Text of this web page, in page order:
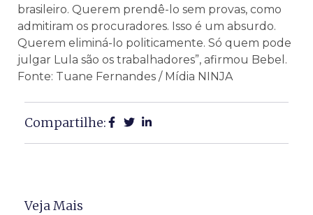
brasileiro. Querem prendê-lo sem provas, como
admitiram os procuradores. Isso é um absurdo.
Querem eliminá-lo politicamente. Só quem pode
julgar Lula são os trabalhadores”, afirmou Bebel.
Fonte: Tuane Fernandes / Mídia NINJA
Compartilhe:
Veja Mais